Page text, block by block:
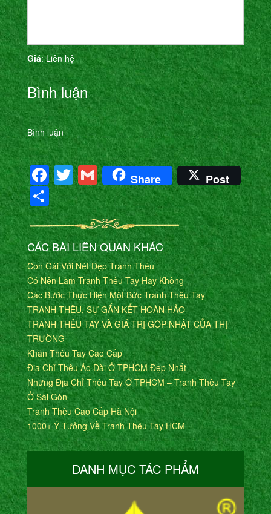
Giá: Liên hệ
Bình luận
Bình luận
Facebook
Twitter
Gmail
Share Post
Share
CÁC BÀI LIÊN QUAN KHÁC
Con Gái Với Nét Đẹp Tranh Thêu
Có Nên Làm Tranh Thêu Tay Hay Không
Các Bước Thực Hiện Một Bức Tranh Thêu Tay
TRANH THÊU, SỰ GẮN KẾT HOÀN HẢO
TRANH THÊU TAY VÀ GIÁ TRỊ GÓP NHẬT CỦA THỊ
TRƯỜNG
Khăn Thêu Tay Cao Cấp
Địa Chỉ Thêu Áo Dài Ở TPHCM Đẹp Nhất
Những Địa Chỉ Thêu Tay Ở TPHCM – Tranh Thêu Tay
Ở Sài Gòn
Tranh Thêu Cao Cấp Hà Nội
1000+ Ý Tưởng Về Tranh Thêu Tay HCM
DANH MỤC TÁC PHẨM